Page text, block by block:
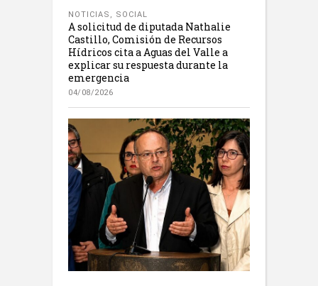
NOTICIAS , SOCIAL
A solicitud de diputada Nathalie
Castillo, Comisión de Recursos
Hídricos cita a Aguas del Valle a
explicar su respuesta durante la
emergencia
04/08/2026